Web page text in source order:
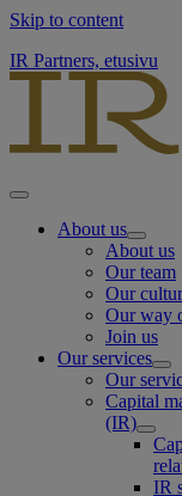
Skip to content
IR Partners, etusivu
About us
About us
Our team
Our
Our way
Join us
Our services
Our
Capital
(IR)
IR